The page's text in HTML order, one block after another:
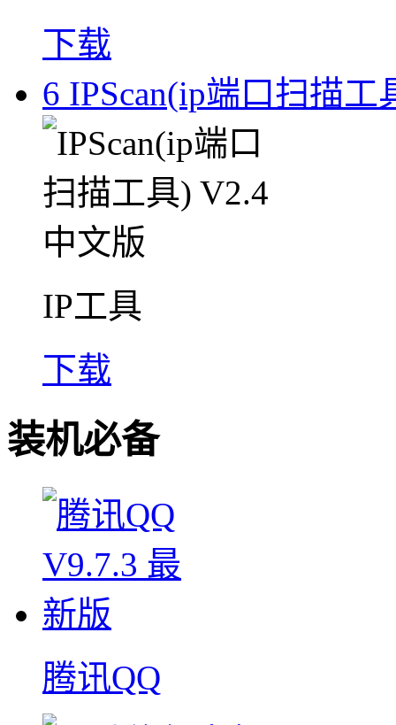
下载
6 IPScan(ip端口扫描工
IP工具
下载
装机必备
腾讯QQ